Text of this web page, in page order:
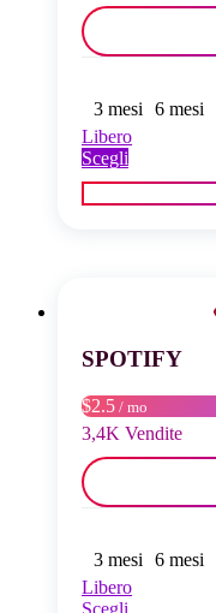
3 mesi 6 mesi
Libero
Scegli
prodotto
ha
scelte
nella
pagina
del
prodotto
SPOTIFY
$2.5 / mo
3,4K Vendite
3 mesi 6 mesi
Libero
Scegli